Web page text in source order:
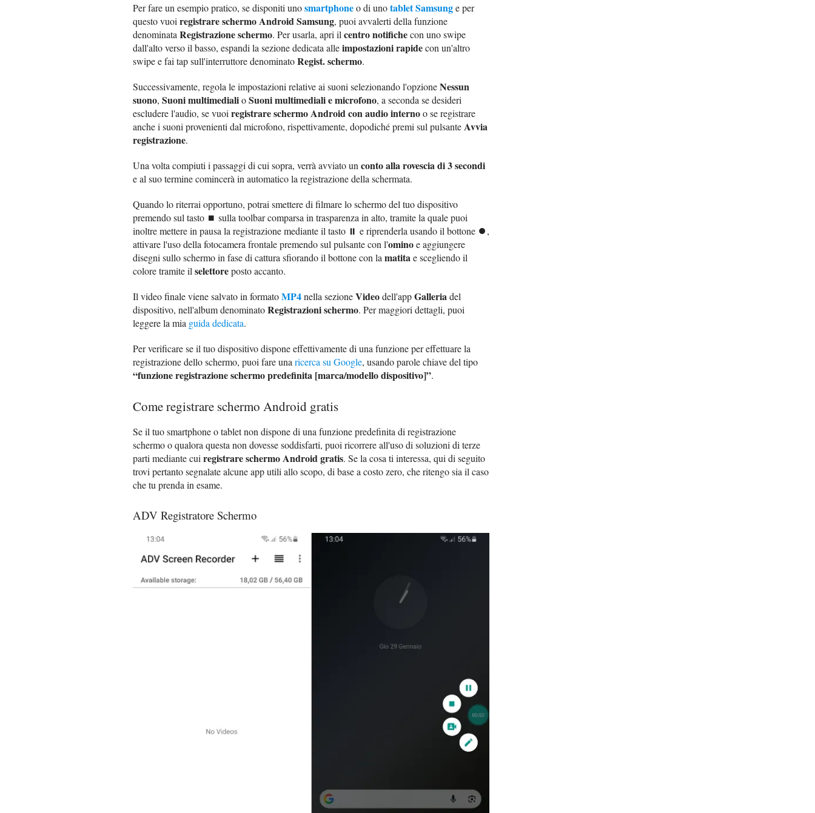
Per fare un esempio pratico, se disponiti unosmartphoneo di unotablet Samsunge per
questo vuoiregistrare schermo Android Samsung, puoi avvalerti della funzione
denominataRegistrazione schermo. Per usarla, apri ilcentro notifichecon uno swipe
dall'alto verso il basso, espandi la sezione dedicata alleimpostazioni rapidecon un'altro
swipe e fai tap sull'interruttore denominatoRegist. schermo.
Successivamente, regola le impostazioni relative ai suoni selezionando l'opzioneNessun
suono, Suoni multimedialioSuoni multimediali e microfono, a seconda se desideri
escludere l'audio, se vuoiregistrare schermo Android con audio internoo se registrare
anche i suoni provenienti dal microfono, rispettivamente, dopodiché premi sul pulsanteAvvia
registrazione.
Una volta compiuti i passaggi di cui sopra, verrà avviato unconto alla rovescia di 3 secondi
e al suo termine comincerà in automatico la registrazione della schermata.
Quando lo riterrai opportuno, potrai smettere di filmare lo schermo del tuo dispositivo
premendo sul tasto ⏹ sulla toolbar comparsa in trasparenza in alto, tramite la quale puoi
inoltre mettere in pausa la registrazione mediante il tasto ⏸ e riprenderla usando il bottone ⏺,
attivare l'uso della fotocamera frontale premendo sul pulsante con l'ominoe aggiungere
disegni sullo schermo in fase di cattura sfiorando il bottone con lamatitae scegliendo il
colore tramite ilselettoreposto accanto.
Il video finale viene salvato in formatoMP4nella sezioneVideodell'appGalleriadel
dispositivo, nell'album denominatoRegistrazioni schermo. Per maggiori dettagli, puoi
leggere la mia guida dedicata.
Per verificare se il tuo dispositivo dispone effettivamente di una funzione per effettuare la
registrazione dello schermo, puoi fare unaricerca su Google, usando parole chiave del tipo
“funzione registrazione schermo predefinita [marca/modello dispositivo]”.
Come registrare schermo Android gratis
Se il tuo smartphone o tablet non dispone di una funzione predefinita di registrazione
schermo o qualora questa non dovesse soddisfarti, puoi ricorrere all'uso di soluzioni di terze
parti mediante cuiregistrare schermo Android gratis. Se la cosa ti interessa, qui di seguito
trovi pertanto segnalate alcune app utili allo scopo, di base a costo zero, che ritengo sia il caso
che tu prenda in esame.
ADV Registratore Schermo